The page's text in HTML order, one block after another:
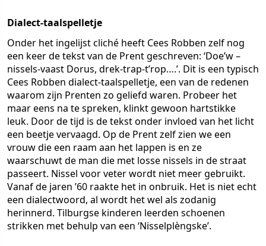
Dialect-taalspelletje
Onder het ingelijst cliché heeft Cees Robben zelf nog
een keer de tekst van de Prent geschreven: ‘Doe’w –
nissels-vaast Dorus, drek-trap-t’rop….’. Dit is een typisch
Cees Robben dialect-taalspelletje, een van de redenen
waarom zijn Prenten zo geliefd waren. Probeer het
maar eens na te spreken, klinkt gewoon hartstikke
leuk. Door de tijd is de tekst onder invloed van het licht
een beetje vervaagd. Op de Prent zelf zien we een
vrouw die een raam aan het lappen is en ze
waarschuwt de man die met losse nissels in de straat
passeert. Nissel voor veter wordt niet meer gebruikt.
Vanaf de jaren ’60 raakte het in onbruik. Het is niet echt
een dialectwoord, al wordt het wel als zodanig
herinnerd. Tilburgse kinderen leerden schoenen
strikken met behulp van een ‘Nisselplèngske’.